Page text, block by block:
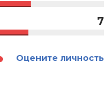
7
Оцените личность